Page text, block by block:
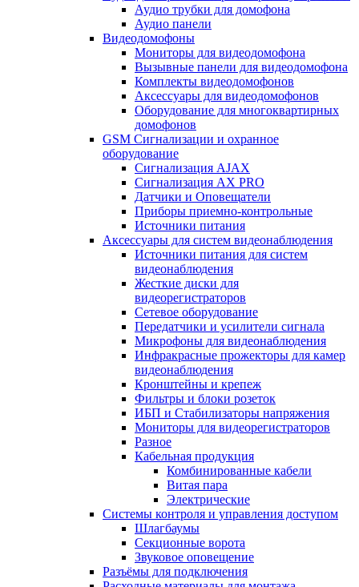
Аудио трубки для домофона
Аудио панели
Видеодомофоны
Мониторы для видеодомофона
Вызывные панели для видеодомофона
Комплекты видеодомофонов
Аксессуары для видеодомофонов
Оборудование для многоквартирных
домофонов
GSM Сигнализации и охранное
оборудование
Сигнализация AJAX
Сигнализация AX PRO
Датчики и Оповещатели
Приборы приемно-контрольные
Источники питания
Аксессуары для систем видеонаблюдения
Источники питания для систем
видеонаблюдения
Жесткие диски для
видеорегистраторов
Сетевое оборудование
Передатчики и усилители сигнала
Микрофоны для видеонаблюдения
Инфракрасные прожекторы для камер
видеонаблюдения
Кронштейны и крепеж
Фильтры и блоки розеток
ИБП и Стабилизаторы напряжения
Мониторы для видеорегистраторов
Разное
Кабельная продукция
Комбинированные кабели
Витая пара
Электрические
Системы контроля и управления доступом
Шлагбаумы
Секционные ворота
Звуковое оповещение
Разъёмы для подключения